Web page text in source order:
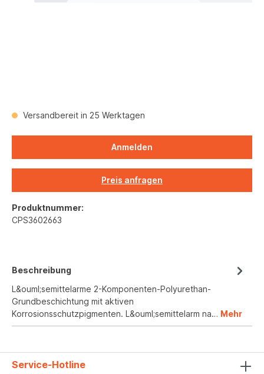
Versandbereit in 25 Werktagen
Anmelden
Preis anfragen
Produktnummer:
CPS3602663
Beschreibung
L&ouml;semittelarme 2-Komponenten-Polyurethan-
Grundbeschichtung mit aktiven
Korrosionsschutzpigmenten. L&ouml;semittelarm na… Mehr
Service-Hotline